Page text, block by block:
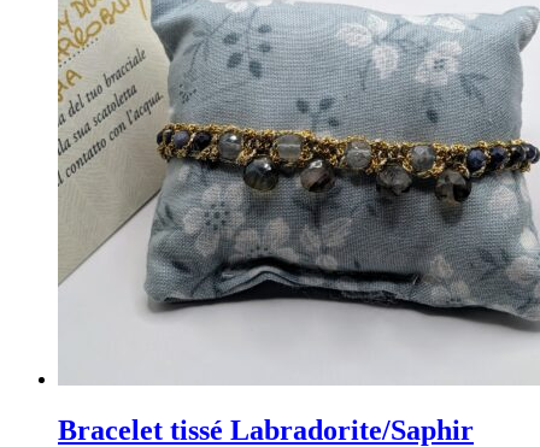
Bracelet tissé Labradorite/Saphir